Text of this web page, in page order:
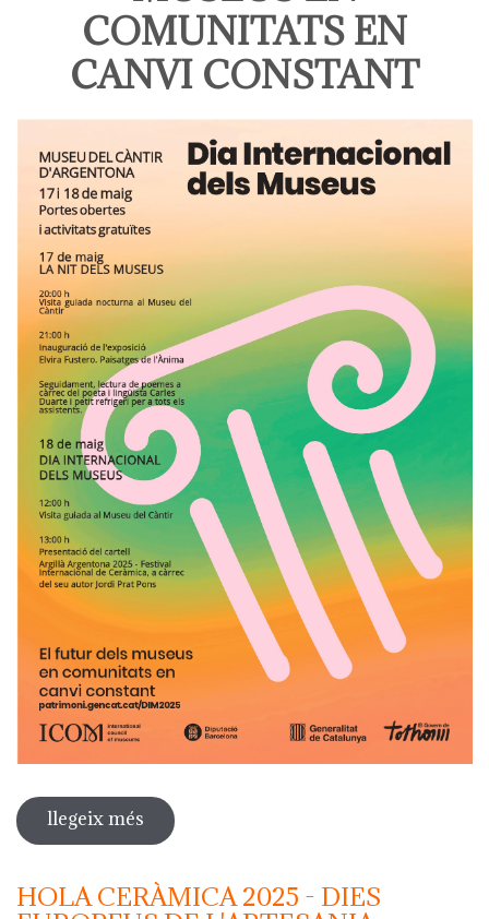
COMUNITATS EN
CANVI CONSTANT
llegeix més sobre dia internacional dels museus
2025
HOLA CERÀMICA 2025 - DIES